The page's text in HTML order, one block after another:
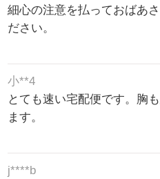
細心の注意を払っておばあ
ださい。
小**4
とても速い宅配便です。胸
ます。
j****b